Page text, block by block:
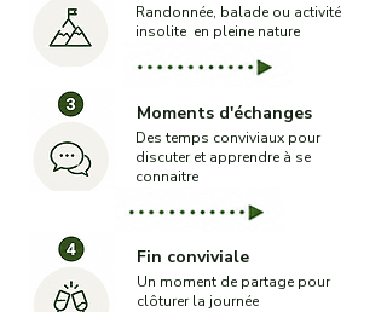
Randonnée, balade ou activité
insolite en pleine nature
Moments d'échanges
Des temps conviviaux pour
discuter et apprendre à se
connaitre
Fin conviviale
Un moment de partage pour
clôturer la journée